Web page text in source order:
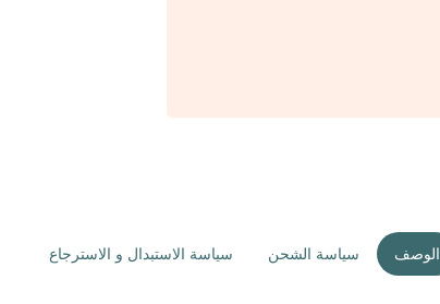
الوصف سياسة الشحن سياسة الاستبدال و الاسترجاع